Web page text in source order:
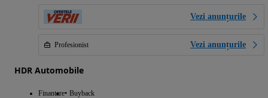
Vezi anunțurile
Profesionist Vezi anunțurile
HDR Automobile
Finantare Buyback